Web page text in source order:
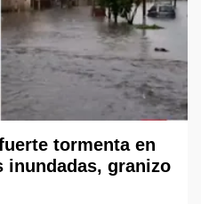
tormenta en
inundadas, granizo